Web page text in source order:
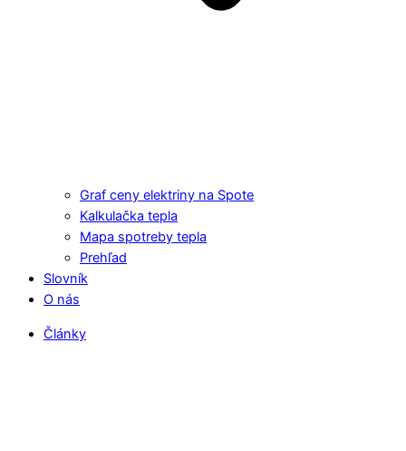
Graf ceny elektriny na Spote
Kalkulačka tepla
Mapa spotreby tepla
Prehľad
Slovník
O nás
Články